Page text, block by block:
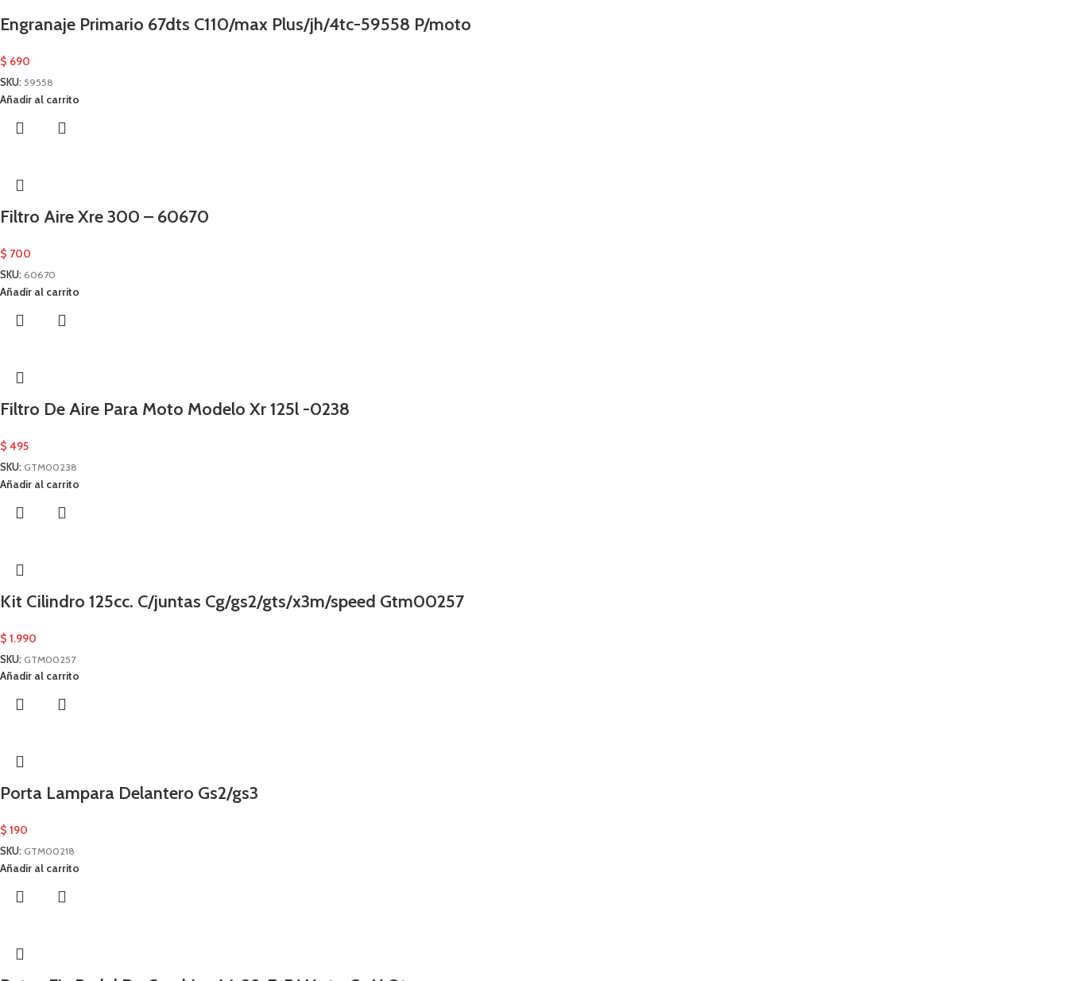
Engranaje Primario 67dts C110/max Plus/jh/4tc-59558 P/moto
$ 690
SKU: 59558
Añadir al carrito
Filtro Aire Xre 300 – 60670
$ 700
SKU: 60670
Añadir al carrito
Filtro De Aire Para Moto Modelo Xr 125l -0238
$ 495
SKU: GTM00238
Añadir al carrito
Kit Cilindro 125cc. C/juntas Cg/gs2/gts/x3m/speed Gtm00257
$ 1.990
SKU: GTM00257
Añadir al carrito
Porta Lampara Delantero Gs2/gs3
$ 190
SKU: GTM00218
Añadir al carrito